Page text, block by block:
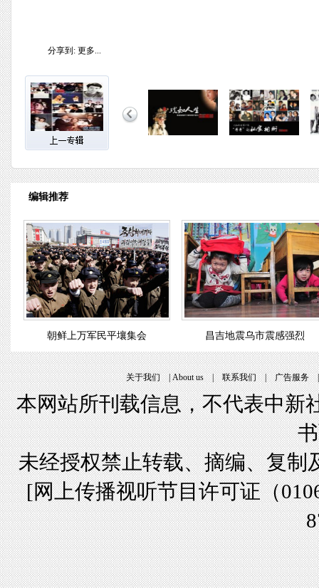
分享到: 更多...
编辑推荐
朝鲜上万军民平壤集会 昌吉地震乌市震感强烈
关于我们|About us|联系我们|广告服务
本网站所刊载信息，不代表中新
未经授权禁止转载、摘编、复制
[网上传播视听节目许可证（